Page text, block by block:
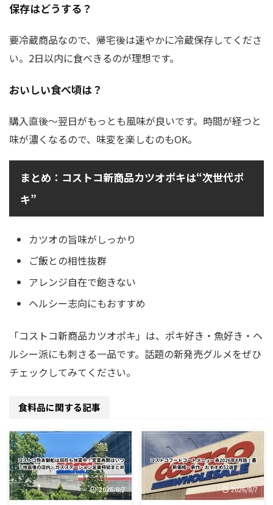
保存はどうする？
要冷蔵商品なので、帰宅後は速やかに冷蔵保存してくださ
い。2日以内に食べきるのが理想です。
おいしい食べ頃は？
購入直後〜翌日がもっとも風味が良いです。時間が経つと
味が濃くなるので、味変を楽しむのもOK。
まとめ：コストコ新商品カツオポキは“次世代ポ
キ”
カツオの旨味がしっかり
ご飯との相性抜群
アレンジ自在で飽きない
ヘルシー志向にもおすすめ
「コストコ新商品カツオポキ」は、ポキ好き・魚好き・ヘ
ルシー派にも刺さる一品です。話題の新発売グルメをぜひ
チェックしてみてください。
食料品に関する記事
2026/8/7 2026/8/7